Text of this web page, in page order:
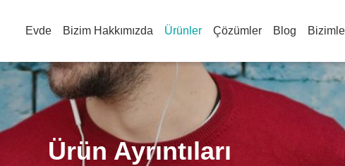
Evde Bizim Hakkımızda Ürünler Çözümler Blog
Ürün Ayrıntıları